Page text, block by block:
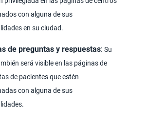
con alguna de sus
en su ciudad.
de preguntas y respuestas: Su
será visible en las páginas de
de pacientes que estén
con alguna de sus